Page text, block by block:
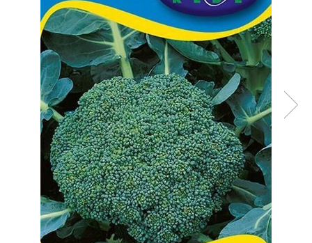
Diverse
Seminte legume
Pepene
Plante medicinale
Seminte ardei
Seminte broccoli
Seminte castraveti
Seminte ceapa
Seminte conopida
Seminte de Gulii
Seminte de Leustean
Seminte de Patrunjel
Seminte de praz